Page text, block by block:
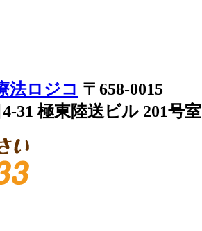
〒658-0015
31 極東陸送ビル 201号室